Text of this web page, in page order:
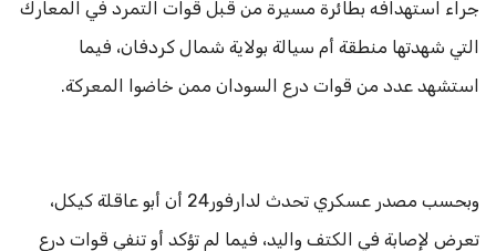
جراء استهدافه بطائرة مسيرة من قبل قوات التمرد في المعارك
التي شهدتها منطقة أم سيالة بولاية شمال كردفان، فيما
استشهد عدد من قوات درع السودان ممن خاضوا المعركة.
وبحسب مصدر عسكري تحدث لدارفور24 أن أبو عاقلة كيكل،
تعرض لإصابة في الكتف واليد، فيما لم تؤكد أو تنفي قوات درع